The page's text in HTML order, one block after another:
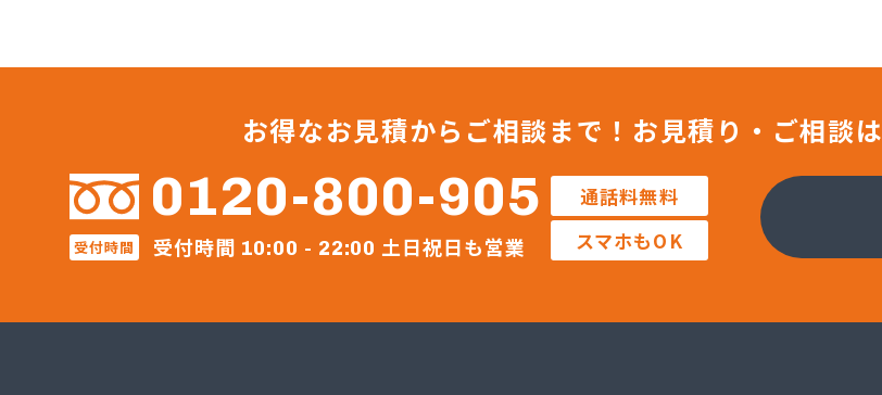
ガステックサービス株式会社 知立営業所
ガステックサービス株式会社 豊川営業所
カナダプロパン有限会社
かね安商店
カネ庄津島店
コメリン
ジェイエイ・トービス株式会社 ガス課
お得なお見積からご相談まで！ お見積り・ご相談は
0120-800-905
受付時間 受付時間 10:00 - 22:00 土日祝日も営業
通話料無料
スマホもOK